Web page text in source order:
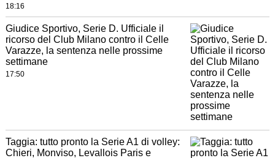
18:16
Giudice Sportivo, Serie D. Ufficiale il
ricorso del Club Milano contro il Celle
Varazze, la sentenza nelle prossime
settimane
17:50
Taggia: tutto pronto la Serie A1 di volley:
Chieri, Monviso, Levallois Paris e